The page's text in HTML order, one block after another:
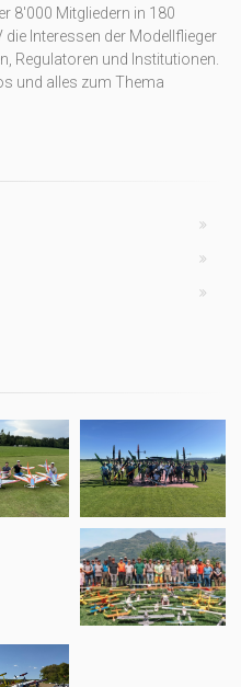
8'000 Mitgliedern in 180
Interessen der Modellflieger
Regulatoren und Institutionen.
und alles zum Thema